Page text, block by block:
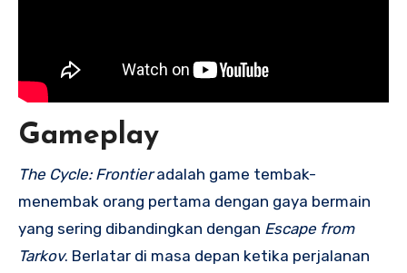
Gameplay
The Cycle: Frontieradalah game tembak-
menembak orang pertama dengan gaya bermain
yang sering dibandingkan dengan Escape from
Tarkov. Berlatar di masa depan ketika perjalanan